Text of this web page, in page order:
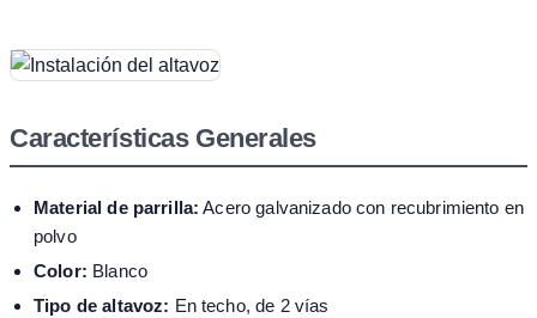
Características Generales
Material de parrilla: Acero galvanizado con recubrimiento en
polvo
Color: Blanco
Tipo de altavoz: En techo, de 2 vías